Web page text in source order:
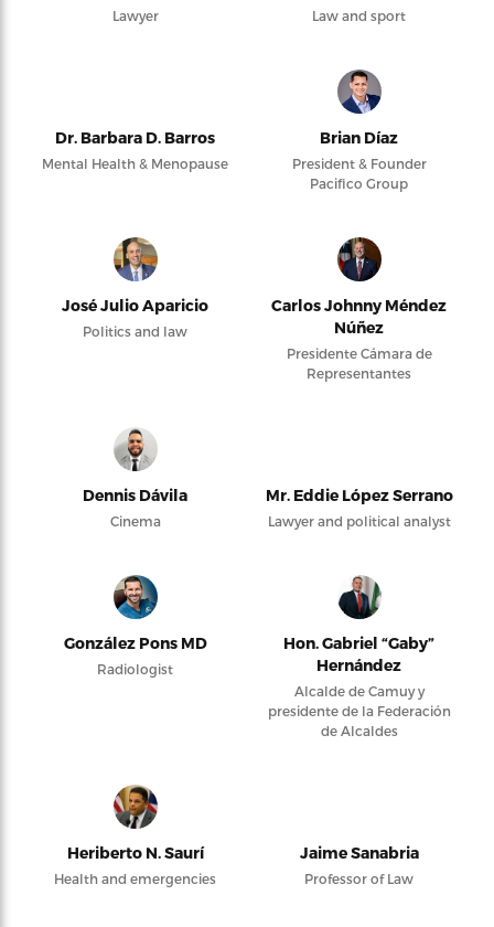
Lawyer Law and sport
Dr. Barbara D. Barros
Mental Health & Menopause
Brian Díaz
President & Founder
Pacifico Group
José Julio Aparicio
Politics and law
Carlos Johnny Méndez
Núñez
Presidente Cámara de
Representantes
Dennis Dávila
Cinema
Mr. Eddie López Serrano
Lawyer and political analyst
González Pons MD
Radiologist
Hon. Gabriel “Gaby”
Hernández
Alcalde de Camuy y
presidente de la Federación
de Alcaldes
Heriberto N. Saurí
Health and emergencies
Jaime Sanabria
Professor of Law